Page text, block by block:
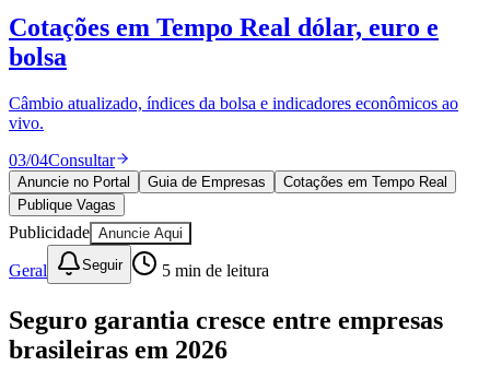
Cotações em Tempo Real dólar, euro e
bolsa
Câmbio atualizado, índices da bolsa e indicadores econômicos ao
vivo.
03/04Consultar
Anuncie no Portal Guia de Empresas
Cotações em Tempo Real
Publique Vagas
Publicidade Anuncie Aqui
Geral Seguir 5 min de leitura
Seguro garantia cresce entre empresas
brasileiras em 2026